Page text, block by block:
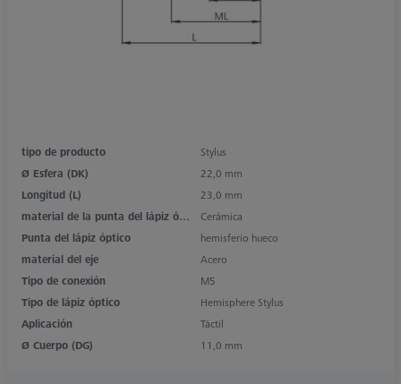
tipo de producto
Stylus
Ø Esfera (DK)
22,0 mm
Longitud (L)
23,0 mm
material de la punta del lápiz óptico
Cerámica
Punta del lápiz óptico
hemisferio hueco
material del eje
Acero
Tipo de conexión
M5
Tipo de lápiz óptico
Hemisphere Stylus
Aplicación
Táctil
Ø Cuerpo (DG)
11,0 mm